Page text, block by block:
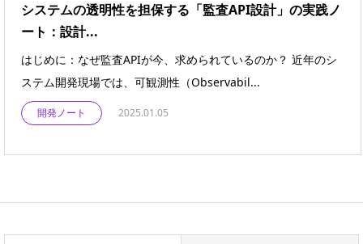
システムの透明性を担保する「監査API設計」の実践ノ
ート：設計...
はじめに：なぜ監査APIが今、求められているのか？ 近年のシ
ステム開発現場では、可観測性（Observabil...
開発ノート 2025.01.05